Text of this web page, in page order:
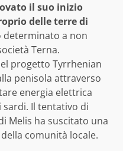
il suo inizio
delle terre di
determinato a non
Terna.
progetto Tyrrhenian
penisola attraverso
energia elettrica
Il tentativo di
Melis ha suscitato una
comunità locale.